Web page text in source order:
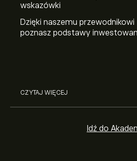
wskazówki
Dzięki naszemu przewodnikowi
poznasz podstawy
CZYTAJ WIĘCEJ
Idź do